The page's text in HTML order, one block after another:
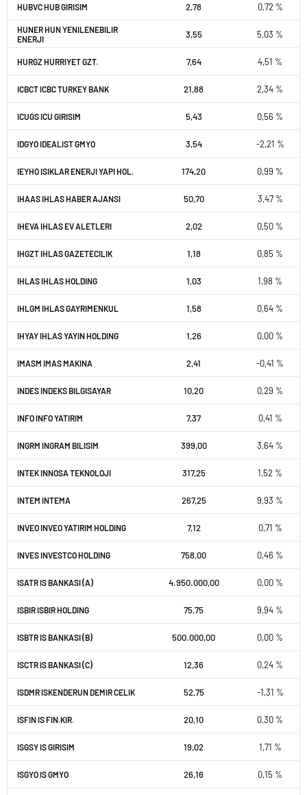
HUBVC HUB GIRISIM 2,78 0,72 %
HUNER HUN YENILENEBILIR
ENERJI
3,55 5,03 %
HURGZ HURRIYET GZT. 7,64 4,51 %
ICBCT ICBC TURKEY BANK 21,88 2,34 %
ICUGS ICU GIRISIM 5,43 0,56 %
IDGYO IDEALIST GMYO 3,54 -2,21 %
IEYHO ISIKLAR ENERJI YAPI HOL. 174,20 0,99 %
IHAAS IHLAS HABER AJANSI 50,70 3,47 %
IHEVA IHLAS EV ALETLERI 2,02 0,50 %
IHGZT IHLAS GAZETECILIK 1,18 0,85 %
IHLAS IHLAS HOLDING 1,03 1,98 %
IHLGM IHLAS GAYRIMENKUL 1,58 0,64 %
IHYAY IHLAS YAYIN HOLDING 1,26 0,00 %
IMASM IMAS MAKINA 2,41 -0,41 %
INDES INDEKS BILGISAYAR 10,20 0,29 %
INFO INFO YATIRIM 7,37 0,41 %
INGRM INGRAM BILISIM 399,00 3,64 %
INTEK INNOSA TEKNOLOJI 317,25 1,52 %
INTEM INTEMA 267,25 9,93 %
INVEO INVEO YATIRIM HOLDING 7,12 0,71 %
INVES INVESTCO HOLDING 758,00 0,46 %
ISATR IS BANKASI (A) 4.950.000,00 0,00 %
ISBIR ISBIR HOLDING 75,75 9,94 %
ISBTR IS BANKASI (B) 500.000,00 0,00 %
ISCTR IS BANKASI (C) 12,36 0,24 %
ISDMR ISKENDERUN DEMIR CELIK 52,75 -1,31 %
ISFIN IS FIN.KIR. 20,10 0,30 %
ISGSY IS GIRISIM 19,02 1,71 %
ISGYO IS GMYO 26,16 0,15 %